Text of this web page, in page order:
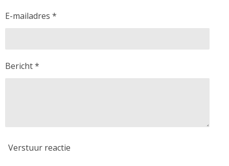
E-mailadres *
Bericht *
Verstuur reactie